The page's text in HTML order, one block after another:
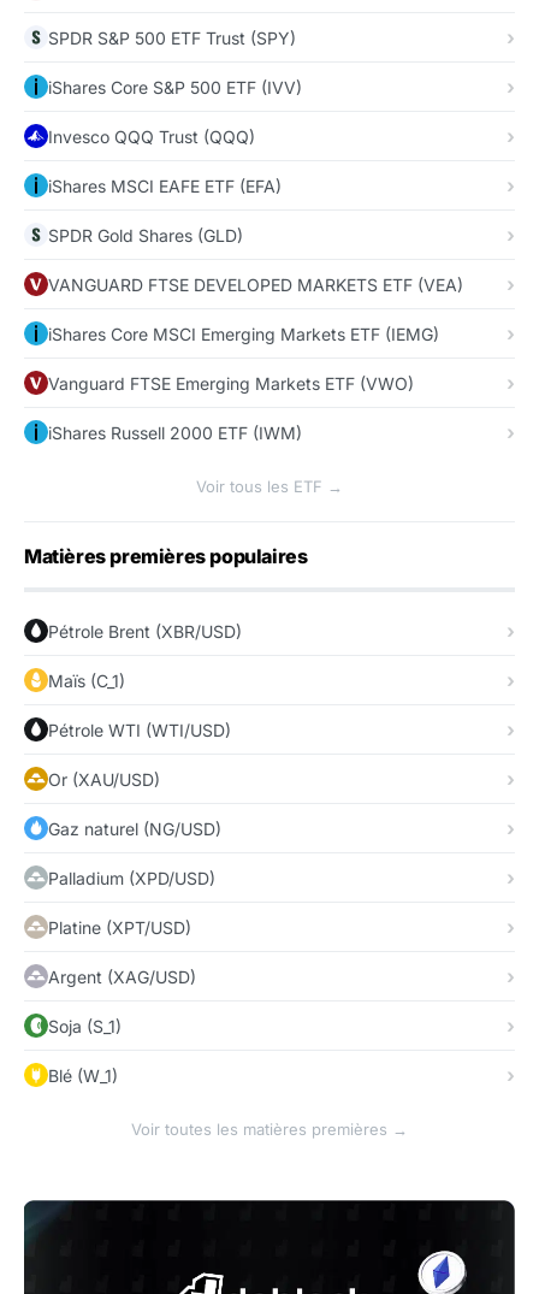
SPDR S&P 500 ETF Trust (SPY)
iShares Core S&P 500 ETF (IVV)
Invesco QQQ Trust (QQQ)
iShares MSCI EAFE ETF (EFA)
SPDR Gold Shares (GLD)
VANGUARD FTSE DEVELOPED MARKETS ETF (VEA)
iShares Core MSCI Emerging Markets ETF (IEMG)
Vanguard FTSE Emerging Markets ETF (VWO)
iShares Russell 2000 ETF (IWM)
Voir tous les ETF →
Matières premières populaires
Pétrole Brent (XBR/USD)
Maïs (C_1)
Pétrole WTI (WTI/USD)
Or (XAU/USD)
Gaz naturel (NG/USD)
Palladium (XPD/USD)
Platine (XPT/USD)
Argent (XAG/USD)
Soja (S_1)
Blé (W_1)
Voir toutes les matières premières →